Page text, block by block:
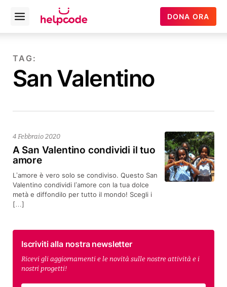
contenuto
Helpcode
Italia
Open
menu
DONA ORA
TAG:
San Valentino
A San Valentino condividi il tuo
amore
4 Febbraio 2020
L’amore è vero solo se condiviso. Questo San
Valentino condividi l’amore con la tua dolce
metà e diffondilo per tutto il mondo! Scegli i
[…]
Iscriviti alla nostra newsletter
Ricevi gli aggiornamenti e le novità sulle nostre attività e i
nostri progetti!